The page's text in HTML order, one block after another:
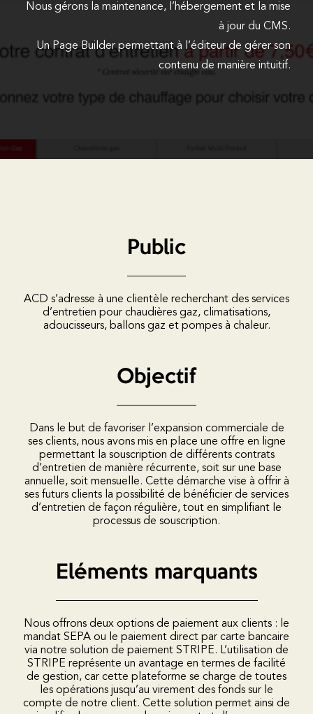
Nous gérons la maintenance, l’hébergement et la mise
à jour du CMS.
Un Page Builder permettant à l’éditeur de gérer son
contenu de manière intuitif.
Public
ACD s’adresse à une clientèle recherchant des services
d’entretien pour chaudières gaz, climatisations,
adoucisseurs, ballons gaz et pompes à chaleur.
Objectif
Dans le but de favoriser l’expansion commerciale de
ses clients, nous avons mis en place une offre en ligne
permettant la souscription de différents contrats
d’entretien de manière récurrente, soit sur une base
annuelle, soit mensuelle. Cette démarche vise à offrir à
ses futurs clients la possibilité de bénéficier de services
d’entretien de façon régulière, tout en simplifiant le
processus de souscription.
Eléments marquants
Nous offrons deux options de paiement aux clients : le
mandat SEPA ou le paiement direct par carte bancaire
via notre solution de paiement STRIPE. L’utilisation de
STRIPE représente un avantage en termes de facilité
de gestion, car cette plateforme se charge de toutes
les opérations jusqu’au virement des fonds sur le
compte de notre client. Cette solution permet ainsi de